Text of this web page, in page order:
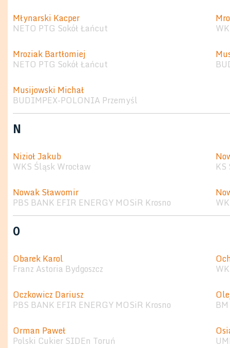
Młynarski Kacper
NETO PTG Sokół Łańcut
Mroziak Bartłomiej
NETO PTG Sokół Łańcut
Musijowski Michał
BUDIMPEX-POLONIA Przemyśl
N
Nizioł Jakub
WKS Śląsk Wrocław
Nowak Sławomir
PBS BANK EFIR ENERGY MOSiR Krosno
O
Obarek Karol
Franz Astoria Bydgoszcz
Oczkowicz Dariusz
PBS BANK EFIR ENERGY MOSiR Krosno
Orman Paweł
Polski Cukier SIDEn Toruń